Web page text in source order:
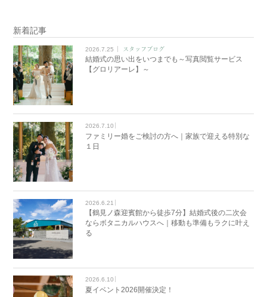
新着記事
2026.7.25 スタッフブログ
結婚式の思い出をいつまでも～写真閲覧サービス
【グロリアーレ】～
2026.7.10
ファミリー婚をご検討の方へ｜家族で迎える特別な
１日
2026.6.21
【鶴見ノ森迎賓館から徒歩7分】結婚式後の二次会
ならボタニカルハウスへ｜移動も準備もラクに叶え
る
2026.6.10
夏イベント2026開催決定！